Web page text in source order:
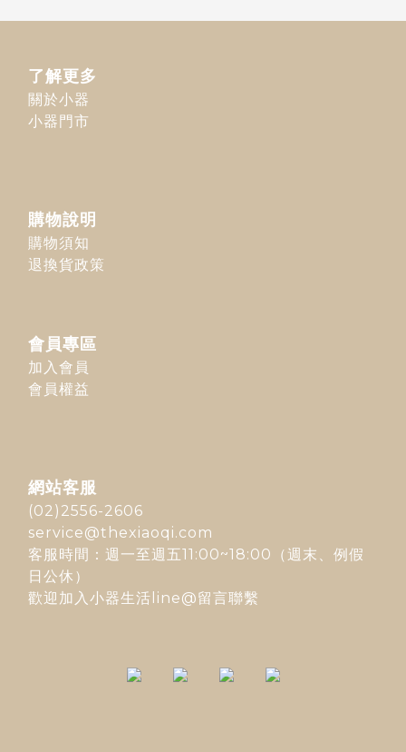
了解更多
關於小器
小器門市
購物說明
購物須知
退換貨政策
會員專區
加入會員
會員權益
網站客服
(02)2556-2606
service@thexiaoqi.com
客服時間：週一至週五11:00~18:00（週末、例假
日公休）
歡迎加入 小器生活line@留言聯繫